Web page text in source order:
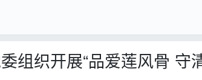
组织开展“品爱莲风骨 守